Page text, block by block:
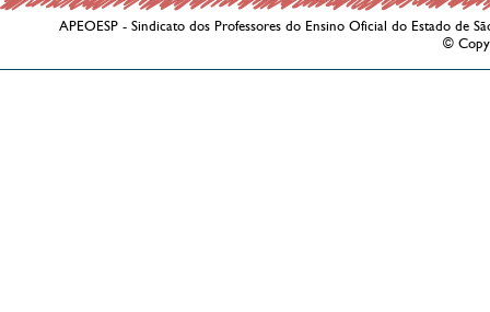
APEOESP - Sindicato dos Professores do Ensino Oficial do Estado de
©